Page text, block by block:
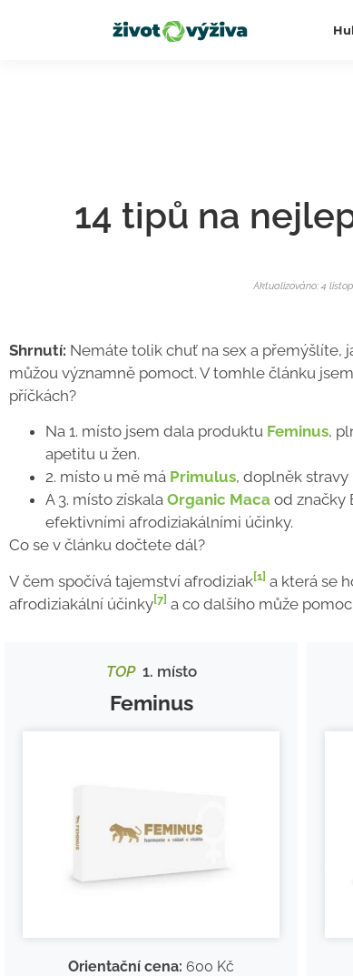
14 tipů na
Aktualizováno: 4
Shrnutí: Nemáte tolik chuť na sex a přemýšlíte,
můžou významně pomoct. V tomhle článku
příčkách?
Na 1. místo jsem dala produktu Feminus,
apetitu u žen.
2. místo u mě má Primulus, doplněk
A 3. místo získala Organic Maca od značky
efektivními afrodiziakálními účinky.
Co se v článku dočtete dál?
V čem spočívá tajemství afrodiziak[1] a která se
afrodiziakální účinky[7] a co dalšího může
TOP1. místo
Feminus
Orientační cena: 600 Kč